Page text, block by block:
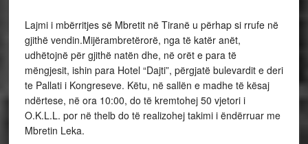
Lajmi i mbërritjes së Mbretit në Tiranë u përhap si rrufe në
gjithë vendin.Mijërambretërorë, nga të katër anët,
udhëtojnë për gjithë natën dhe, në orët e para të
mëngjesit, ishin para Hotel “Dajti”, përgjatë bulevardit e deri
te Pallati i Kongreseve. Këtu, në sallën e madhe të kësaj
ndërtese, në ora 10:00, do të kremtohej 50 vjetori i
O.K.L.L. por në thelb do të realizohej takimi i ëndërruar me
Mbretin Leka.